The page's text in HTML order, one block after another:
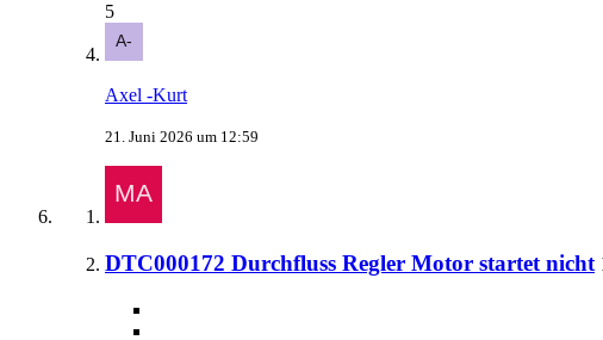
5
Axel -Kurt
21. Juni 2026 um 12:59
DTC000172 Durchfluss Regler Motor startet nicht